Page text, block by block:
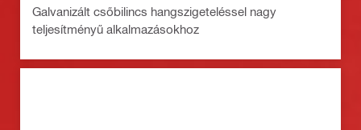
Galvanizált csőbilincs hangszigeteléssel nagy
teljesítményű alkalmazásokhoz